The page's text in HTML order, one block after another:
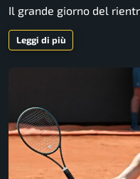
Il grande giorno del
Leggi di più